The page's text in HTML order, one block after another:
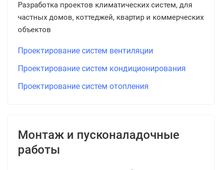
Разработка проектов климатических систем, для
частных домов, коттеджей, квартир и коммерческих
объектов
Проектирование систем вентиляции
Проектирование систем кондиционирования
Проектирование систем отопления
Монтаж и пусконаладочные
работы